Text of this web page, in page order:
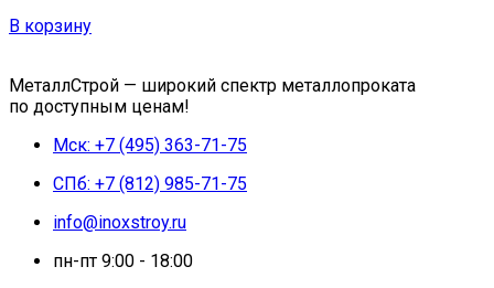
В корзину
МеталлСтрой — широкий спектр металлопроката
по доступным ценам!
Мск: +7 (495) 363-71-75
СПб: +7 (812) 985-71-75
info@inoxstroy.ru
пн-пт 9:00 - 18:00